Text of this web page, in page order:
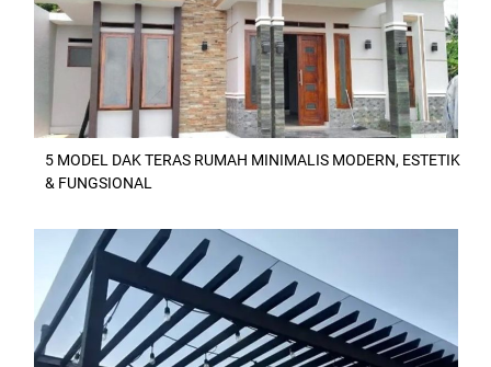
5 MODEL DAK TERAS RUMAH MINIMALIS MODERN, ESTETIK
& FUNGSIONAL